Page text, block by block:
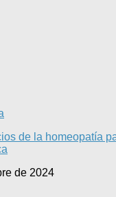
de la homeopatía
de 2024